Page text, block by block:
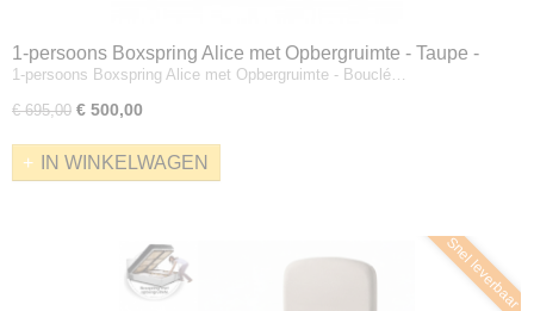
1-persoons Boxspring Alice met Opbergruimte - Taupe -
Zonder Matras
1-persoons Boxspring Alice met Opbergruimte - Bouclé…
€ 695,00 € 500,00
IN WINKELWAGEN
Snel leverbaar